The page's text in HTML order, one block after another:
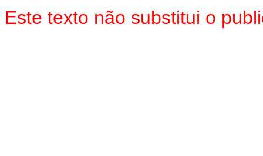
Este texto não substitui o